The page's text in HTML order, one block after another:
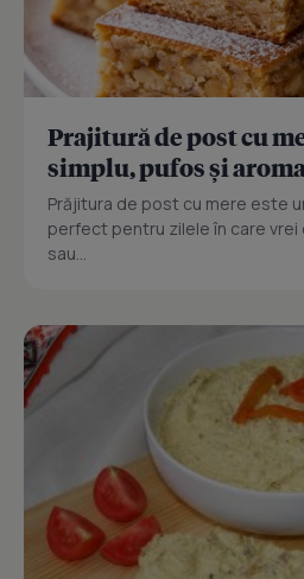
Prajitură de post cu
simplu, pufos și
Prăjitura de post cu mere este
perfect pentru zilele în care vrei
sau...